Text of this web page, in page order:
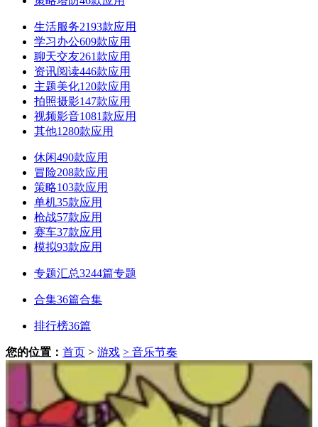
生活服务2193款应用
学习办公609款应用
聊天交友261款应用
资讯阅读446款应用
主题美化120款应用
拍照摄影147款应用
视频影音1081款应用
其他1280款应用
休闲490款应用
冒险208款应用
策略103款应用
单机35款应用
枪战57款应用
赛车37款应用
模拟93款应用
专题汇总3244篇专题
合集36篇合集
排行榜36篇
您的位置： 首页 > 游戏 > 音乐节奏